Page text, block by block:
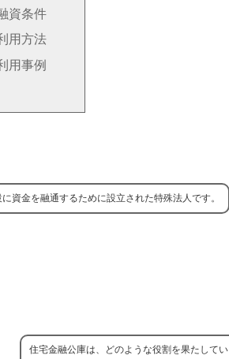
資条件
用方法
用事例
資金を融通するために設立された特殊法人です。
住宅金融公庫は、どのような役割を果たしてい